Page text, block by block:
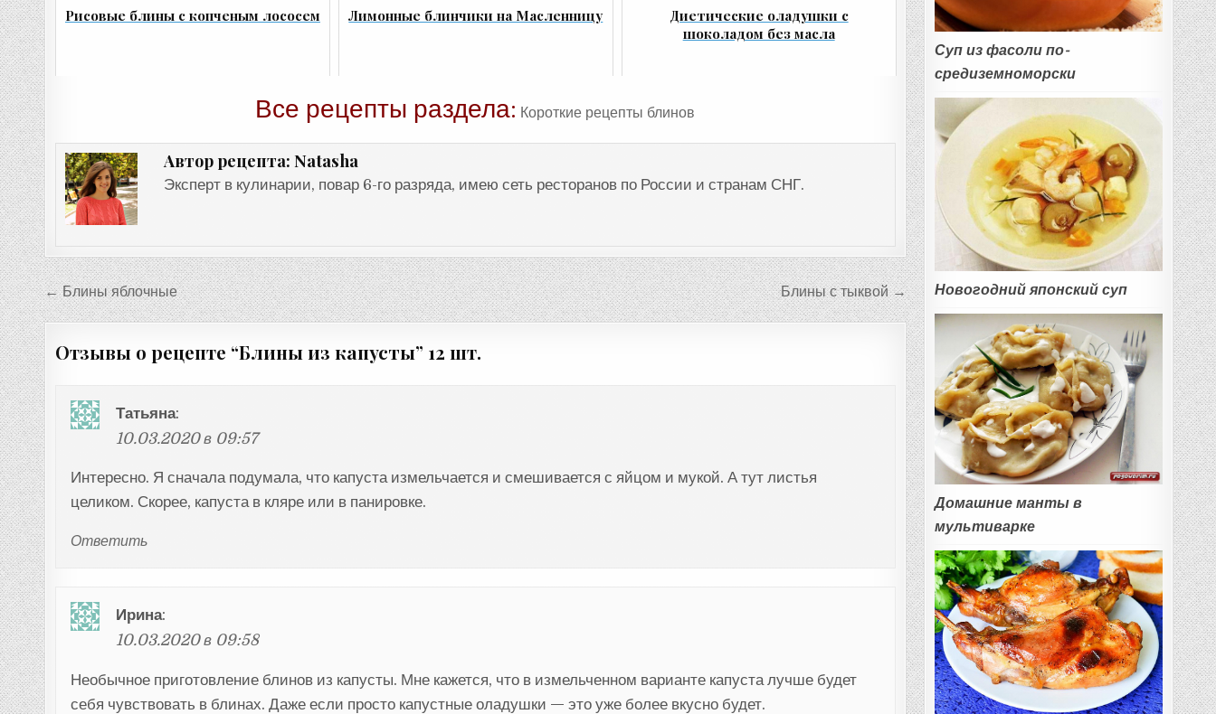
Рисовые блины с копченым лососем Лимонные блинчики на Масленницу
Диетические оладушки с
шоколадом без масла
Все рецепты раздела: Короткие рецепты блинов
Автор рецепта: Natasha
Эксперт в кулинарии, повар 6-го разряда, имею сеть ресторанов по России и странам СНГ.
Навигация
по
записям
← Блины яблочные Блины с тыквой →
Отзывы о рецепте “Блины из капусты” 12 шт.
Татьяна:
10.03.2020 в 09:57
Интересно. Я сначала подумала, что капуста измельчается и смешивается с яйцом и мукой. А тут листья
целиком. Скорее, капуста в кляре или в панировке.
Ответить
Ирина:
10.03.2020 в 09:58
Необычное приготовление блинов из капусты. Мне кажется, что в измельченном варианте капуста лучше будет
себя чувствовать в блинах. Даже если просто капустные оладушки — это уже более вкусно будет.
Суп из фасоли по-
средиземноморски
Новогодний японский суп
Домашние манты в
мультиварке